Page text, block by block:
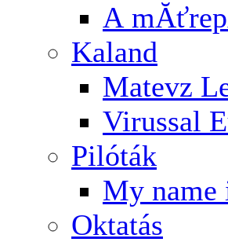
A
Kaland
Matevz
Virussal
Pilóták
My name
Oktatás